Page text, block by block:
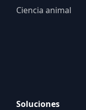
Ciencia animal
Soluciones